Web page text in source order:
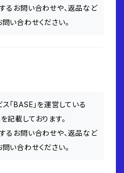
お問い合わせや、返品など
い合わせください。
「BASE」を運営している
載しております。
お問い合わせや、返品など
い合わせください。